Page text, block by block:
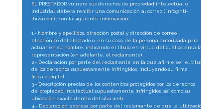
EL PRESTADOR vulnera sus derechos de propiedad intelectual o
industrial, deberá remitir una comunicación al correo ( info@nti-
ibiza.com) ; con la siguiente información:
1.- Nombre y apellidos, dirección postal y dirección de correo
electrónico del afectado o, en su caso, de la persona autorizada para
actuar en su nombre, indicando el título en virtud del cual ostenta la
representación (en adelante, el reclamante).
2.- Declaración por parte del reclamante en la que afirme ser el titular
de los derechos supuestamente infringidos, incluyendo su firma,
física o digital.
3.- Descripción precisa de los contenidos protegidos por los derechos
de propiedad intelectual supuestamente infringidos, así como su
ubicación exacta dentro del sitio web.
4.- Declaración expresa por parte del reclamante de que la utilización